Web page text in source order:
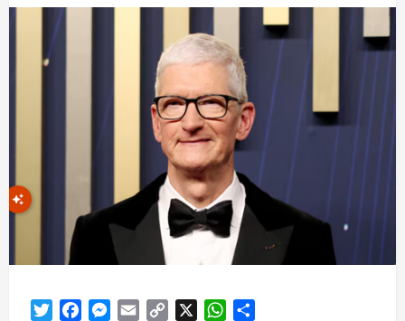
TwitterFacebookMessenger
Email
Copy
WhatsApp